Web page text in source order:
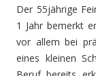
Der 55jährige
1 Jahr bemerkt
vor allem bei
eines kleinen